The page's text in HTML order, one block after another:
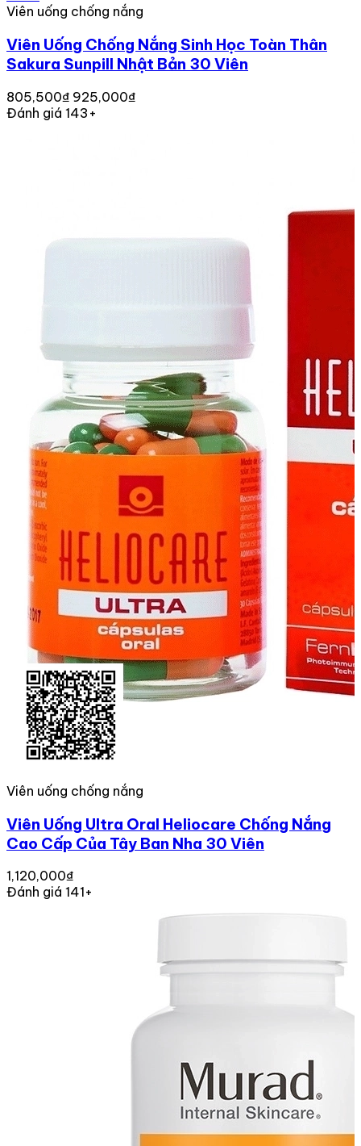
Viên uống chống nắng
Viên Uống Chống Nắng Sinh Học Toàn Thân
Sakura Sunpill Nhật Bản 30 Viên
805,500₫ 925,000₫
Đánh giá 143+
Viên uống chống nắng
Viên Uống Ultra Oral Heliocare Chống Nắng
Cao Cấp Của Tây Ban Nha 30 Viên
1,120,000₫
Đánh giá 141+